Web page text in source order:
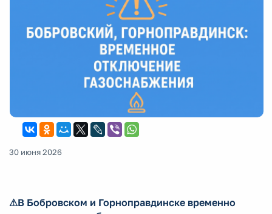
30 июня 2026
⚠В Бобровском и Горноправдинске временно